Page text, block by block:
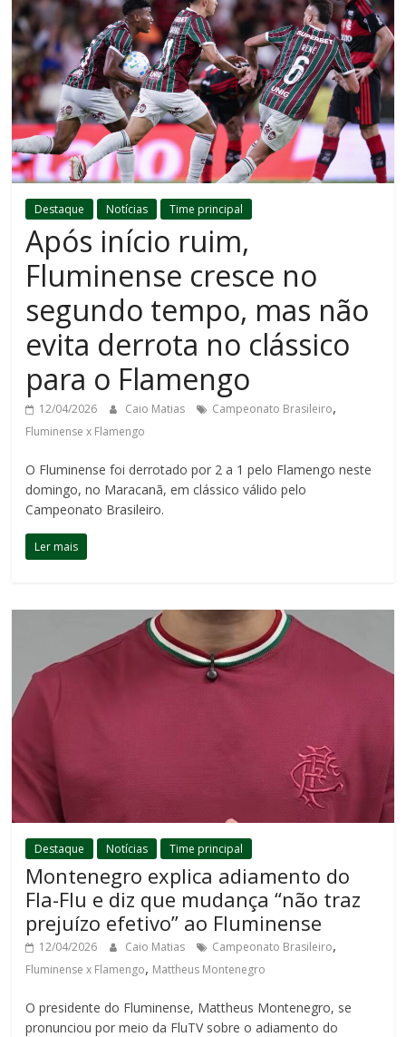
Destaque Notícias Time principal
Após início ruim,
Fluminense cresce no
segundo tempo, mas não
evita derrota no clássico
para o Flamengo
12/04/2026 Caio Matias Campeonato Brasileiro,
Fluminense x Flamengo
O Fluminense foi derrotado por 2 a 1 pelo Flamengo neste
domingo, no Maracanã, em clássico válido pelo
Campeonato Brasileiro.
Ler mais
Destaque Notícias Time principal
Montenegro explica adiamento do
Fla-Flu e diz que mudança “não traz
prejuízo efetivo” ao Fluminense
12/04/2026 Caio Matias Campeonato Brasileiro,
Fluminense x Flamengo, Mattheus Montenegro
O presidente do Fluminense, Mattheus Montenegro, se
pronunciou por meio da FluTV sobre o adiamento do